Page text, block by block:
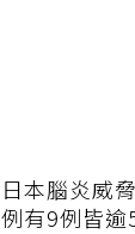
日本腦炎威
例有9例皆逾